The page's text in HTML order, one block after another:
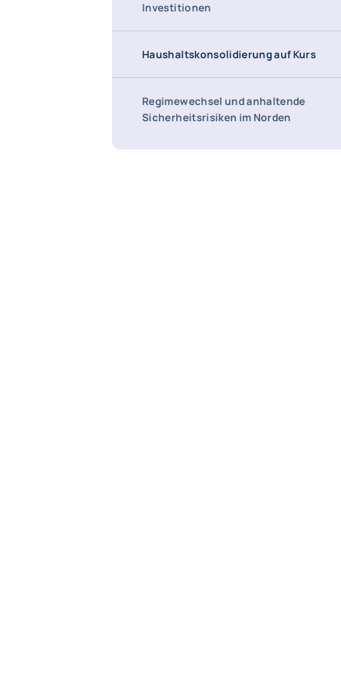
Investitionen
Haushaltskonsolidierung auf Kurs
Regimewechsel und anhaltende
Sicherheitsrisiken im Norden